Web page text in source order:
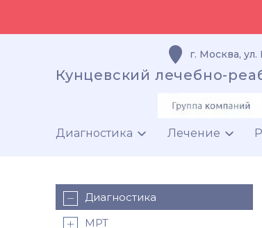
г. Москва, ул.
Кунцевский лечебно-
Диагностика Лечение
Диагностика
МРТ